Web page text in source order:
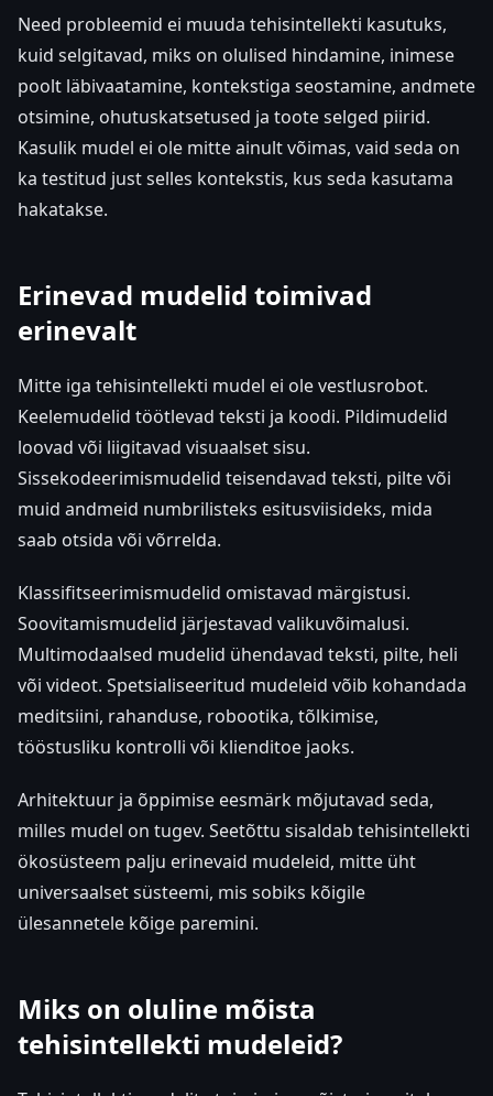
Need probleemid ei muuda tehisintellekti kasutuks,
kuid selgitavad, miks on olulised hindamine, inimese
poolt läbivaatamine, kontekstiga seostamine, andmete
otsimine, ohutuskatsetused ja toote selged piirid.
Kasulik mudel ei ole mitte ainult võimas, vaid seda on
ka testitud just selles kontekstis, kus seda kasutama
hakatakse.
Erinevad mudelid toimivad
erinevalt
Mitte iga tehisintellekti mudel ei ole vestlusrobot.
Keelemudelid töötlevad teksti ja koodi. Pildimudelid
loovad või liigitavad visuaalset sisu.
Sissekodeerimismudelid teisendavad teksti, pilte või
muid andmeid numbrilisteks esitusviisideks, mida
saab otsida või võrrelda.
Klassifitseerimismudelid omistavad märgistusi.
Soovitamismudelid järjestavad valikuvõimalusi.
Multimodaalsed mudelid ühendavad teksti, pilte, heli
või videot. Spetsialiseeritud mudeleid võib kohandada
meditsiini, rahanduse, robootika, tõlkimise,
tööstusliku kontrolli või klienditoe jaoks.
Arhitektuur ja õppimise eesmärk mõjutavad seda,
milles mudel on tugev. Seetõttu sisaldab tehisintellekti
ökosüsteem palju erinevaid mudeleid, mitte üht
universaalset süsteemi, mis sobiks kõigile
ülesannetele kõige paremini.
Miks on oluline mõista
tehisintellekti mudeleid?